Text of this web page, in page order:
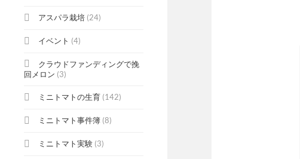
アスパラ栽培 (24)
イベント (4)
クラウドファンディングで挽
回メロン (3)
ミニトマトの生育 (142)
ミニトマト事件簿 (8)
ミニトマト実験 (3)